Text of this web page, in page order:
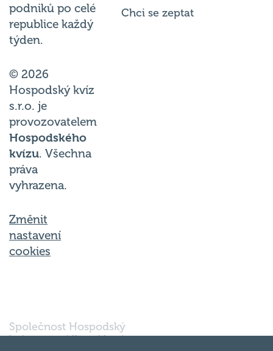
podniků po celé
republice každý
týden.
© 2026
Hospodský kvíz
s.r.o. je
provozovatelem
Hospodského
kvízu. Všechna
práva
vyhrazena.
Změnit
nastavení
cookies
Chci se zeptat
Společnost Hospodský
kvíz s.r.o., sídlem Nové